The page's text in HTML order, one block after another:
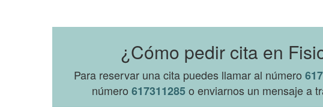
¿Cómo pedir cita en
Para reservar una cita puedes llamar al número
número 617311285o enviarnos un mensaje a